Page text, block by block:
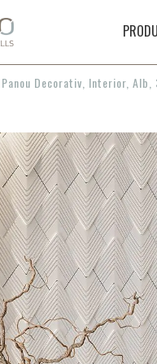
Panou Decorativ, Interior, Alb,